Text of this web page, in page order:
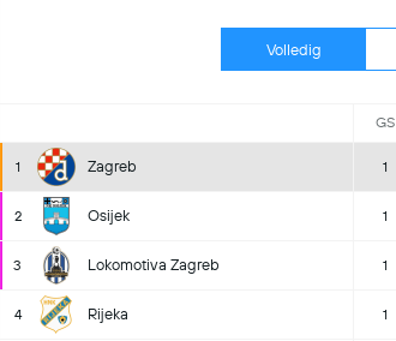
Volledig
GS
1 Zagreb 1
2 Osijek 1
3 Lokomotiva Zagreb 1
4 Rijeka 1